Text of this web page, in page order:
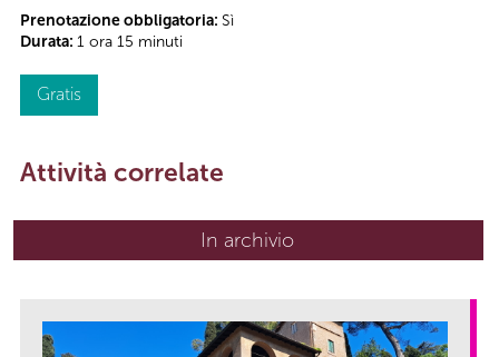
Prenotazione obbligatoria: Sì
Durata: 1 ora 15 minuti
Gratis
Attività correlate
In archivio